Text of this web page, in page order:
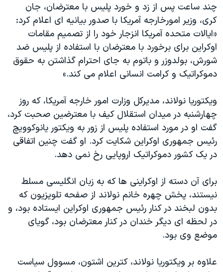
چند ساعت پس از زد و خورد پلیس با معترضان، جان
کری، وزیر امورخارجه آمریکا با صدور بیانیه ای اعلام کرد:
«ایالات متحده آمریکا انزجار خود را از تصمیم مقامات
اوکراین برای برخورد با معترضان با استفاده از پلیس ضد
شورش، بولدوزر و باتوم به جای احترام گذاشتن به حقوق
دموکراتیک و کرامت انسانی اعلام می کند.»
ویکتوریا نولاند، مدیرکل وزارت امور خارجه آمریکا، که روز
چهارشنبه در میدان استقلال کیف با معترضین صحبت کرد،
گفت او در مورد استفاده پلیس از زور به ویکتور یانوکوویچ
رئیس جمهوری اوکراین شکایت کرد. او گفت چنین اتفاقی
در یک کشور دموکراتیک اروپایی رخ نمی دهد.
برای آن دسته از اوکراینی ها که به زبان انگلیسی مسلط
نیستند، پخش چهره خانم نولاند از صفحه تلویزیون که
بدون لبخند در کنار رئیس جمهوری اوکراین ایستاده بود، و
در لحظه ای دیگر خندان در کنار معترضان بود، گویای
موضع وی بود.
علاوه بر ویکتوریا نولاند، کترین اشتون، مسوول سیاست